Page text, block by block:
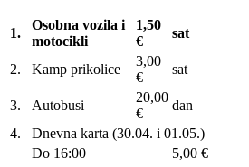
1.
Osobna vozila i
motocikli
1,50
€
sat
2. Kamp prikolice
3,00
€
sat
3. Autobusi
20,00
€
dan
4.
Dnevna karta (30.04. i 01.05.)
Do 16:00
5,00 €